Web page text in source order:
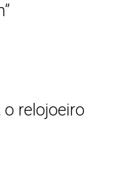
o relojoeiro